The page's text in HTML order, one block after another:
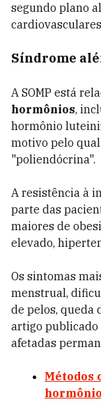
segundo plano
Síndrome
A SOMP está
hormônios,
hormônio
motivo pelo
"poliendócrina".
A resistência à
parte das
maiores de
elevado,
Os sintomas
menstrual,
de pelos, queda
artigo publicado
afetadas
Métodos